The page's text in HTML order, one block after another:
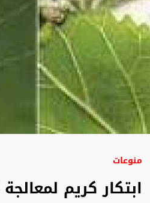
منوعات
ابتكار كريم